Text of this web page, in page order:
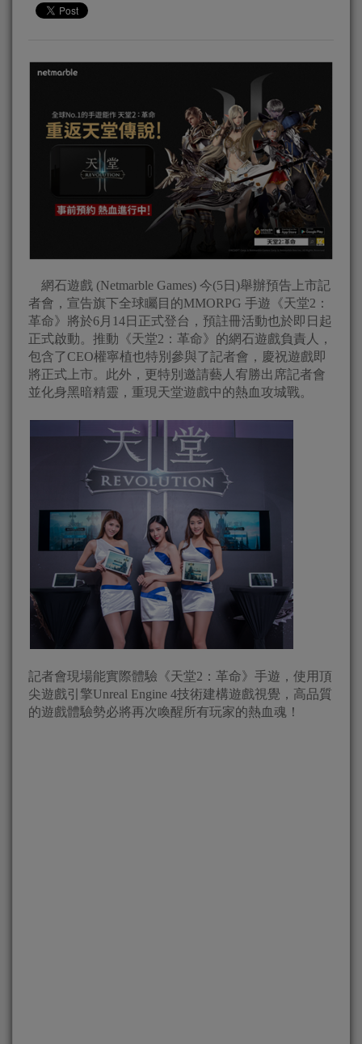
網石遊戲 (Netmarble Games) 今(5日)舉辦預告上市記
者會，宣告旗下全球矚目的MMORPG 手遊《天堂2：
革命》將於6月14日正式登台，預註冊活動也於即日起
正式啟動。推動《天堂2：革命》的網石遊戲負責人，
包含了CEO權寧植也特別參與了記者會，慶祝遊戲即
將正式上市。此外，更特別邀請藝人宥勝出席記者會
並化身黑暗精靈，重現天堂遊戲中的熱血攻城戰。
記者會現場能實際體驗《天堂2：革命》手遊，使用頂
尖遊戲引擎Unreal Engine 4技術建構遊戲視覺，高品質
的遊戲體驗勢必將再次喚醒所有玩家的熱血魂！